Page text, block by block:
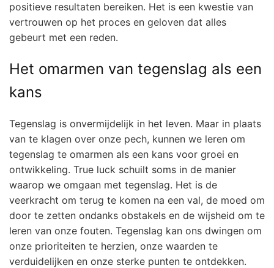
positieve resultaten bereiken. Het is een kwestie van
vertrouwen op het proces en geloven dat alles
gebeurt met een reden.
Het omarmen van tegenslag als een
kans
Tegenslag is onvermijdelijk in het leven. Maar in plaats
van te klagen over onze pech, kunnen we leren om
tegenslag te omarmen als een kans voor groei en
ontwikkeling. True luck schuilt soms in de manier
waarop we omgaan met tegenslag. Het is de
veerkracht om terug te komen na een val, de moed om
door te zetten ondanks obstakels en de wijsheid om te
leren van onze fouten. Tegenslag kan ons dwingen om
onze prioriteiten te herzien, onze waarden te
verduidelijken en onze sterke punten te ontdekken.